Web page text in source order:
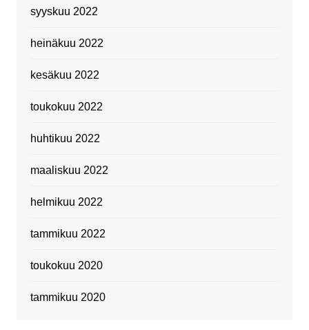
syyskuu 2022
heinäkuu 2022
kesäkuu 2022
toukokuu 2022
huhtikuu 2022
maaliskuu 2022
helmikuu 2022
tammikuu 2022
toukokuu 2020
tammikuu 2020